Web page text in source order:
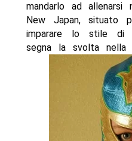
mandarlo ad allenarsi
New Japan, situato
imparare lo stile di
segna la svolta nella